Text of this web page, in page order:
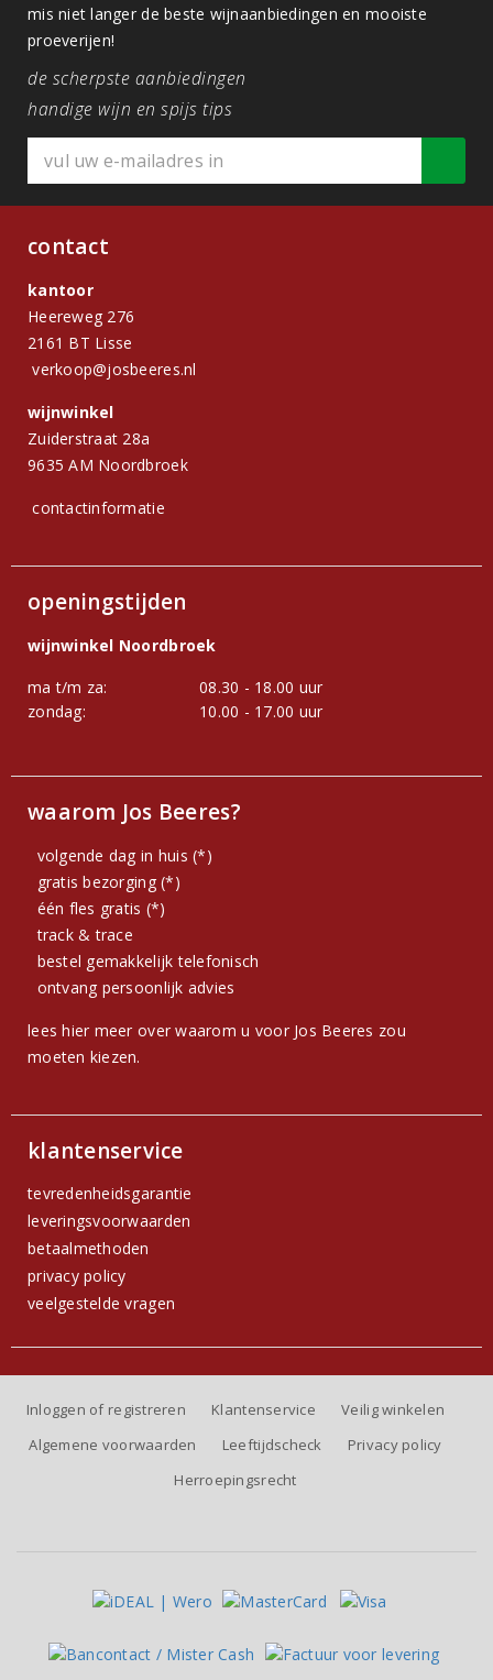
mis niet langer de beste wijnaanbiedingen en mooiste
proeverijen!
de scherpste aanbiedingen
handige wijn en spijs tips
contact
kantoor
Heereweg 276
2161 BT Lisse
verkoop@josbeeres.nl
wijnwinkel
Zuiderstraat 28a
9635 AM Noordbroek
contactinformatie
openingstijden
wijnwinkel Noordbroek
ma t/m za:
08.30 - 18.00 uur
zondag:
10.00 - 17.00 uur
waarom Jos Beeres?
volgende dag in huis (*)
gratis bezorging (*)
één fles gratis (*)
track & trace
bestel gemakkelijk telefonisch
ontvang persoonlijk advies
lees hier meer over waarom u voor Jos Beeres zou
moeten kiezen.
klantenservice
tevredenheidsgarantie
leveringsvoorwaarden
betaalmethoden
privacy policy
veelgestelde vragen
Inloggen of registreren Klantenservice
Veilig winkelen
Algemene voorwaarden
Leeftijdscheck
Privacy policy
Herroepingsrecht